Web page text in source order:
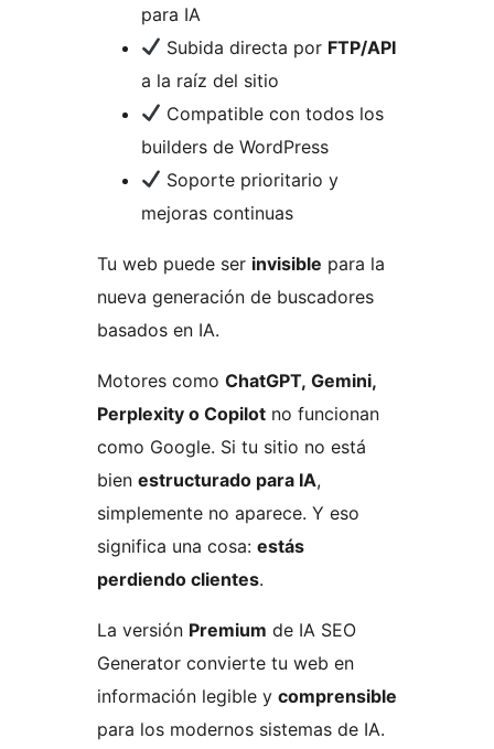
para IA
Subida directa por FTP/API
a la raíz del sitio
Compatible con todos los
builders de WordPress
Soporte prioritario y
mejoras continuas
Tu web puede ser invisible para la
nueva generación de buscadores
basados en IA.
Motores como ChatGPT, Gemini,
Perplexity o Copilot no funcionan
como Google. Si tu sitio no está
bien estructurado para IA,
simplemente no aparece. Y eso
significa una cosa: estás
perdiendo clientes.
La versión Premium de IA SEO
Generator convierte tu web en
información legible y comprensible
para los modernos sistemas de IA.